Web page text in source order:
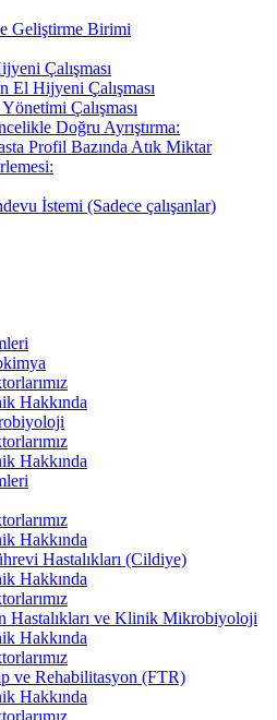
Geliştirme Birimi
Çalışması
El Hijyeni Çalışması
Çalışması
Doğru Ayrıştırma:
Profil Bazında Atık Miktar
İstemi (Sadece çalışanlar)
Hakkında
Hakkında
Hakkında
Hastalıkları (Cildiye)
Hakkında
Hastalıkları ve Klinik Mikrobiyoloji
Hakkında
ve Rehabilitasyon (FTR)
Hakkında